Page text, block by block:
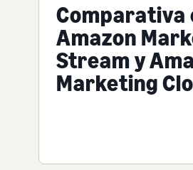
Comparativa
Amazon
Stream y
Marketing